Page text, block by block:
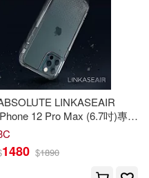
LINKASEAIR
12 Pro Max (6.7吋)專用
子蝕刻技術防摔抗變色抗菌
專用
1480 $1890